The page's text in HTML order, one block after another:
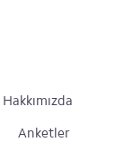
Hakkımızda
Anketler